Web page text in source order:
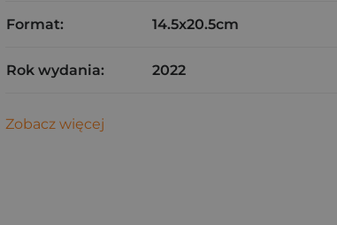
Format: 14.5x20.5cm
Rok wydania: 2022
Zobacz więcej